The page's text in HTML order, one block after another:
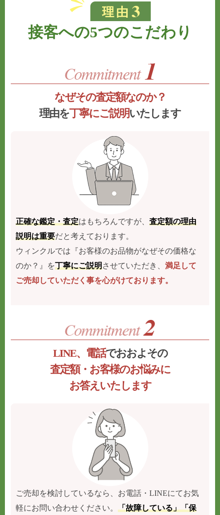
接客への5つのこだわり
なぜその査定額なのか？
理由を丁寧にご説明いたします
正確な鑑定・査定はもちろんですが、査定額の理由
説明は重要だと考えております。
ウィンクルでは『お客様のお品物がなぜその価格な
のか？』を丁寧にご説明させていただき、満足して
ご売却していただく事を心がけております。
LINE、電話でおおよその
査定額・お客様のお悩みに
お答えいたします
ご売却を検討しているなら、お電話・LINEにてお気
軽にお問い合わせください。「故障している」「保